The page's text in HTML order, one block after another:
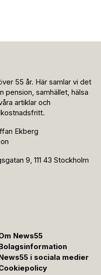
55 år. Här samlar vi det
pension, samhället, hälsa
artiklar och
Ekberg
9, 111 43 Stockholm
News55
i sociala medier